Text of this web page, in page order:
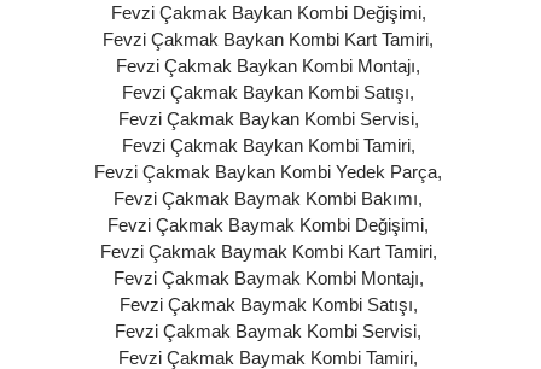
Fevzi Çakmak Baykan Kombi Değişimi,
Fevzi Çakmak Baykan Kombi Kart Tamiri,
Fevzi Çakmak Baykan Kombi Montajı,
Fevzi Çakmak Baykan Kombi Satışı,
Fevzi Çakmak Baykan Kombi Servisi,
Fevzi Çakmak Baykan Kombi Tamiri,
Fevzi Çakmak Baykan Kombi Yedek Parça,
Fevzi Çakmak Baymak Kombi Bakımı,
Fevzi Çakmak Baymak Kombi Değişimi,
Fevzi Çakmak Baymak Kombi Kart Tamiri,
Fevzi Çakmak Baymak Kombi Montajı,
Fevzi Çakmak Baymak Kombi Satışı,
Fevzi Çakmak Baymak Kombi Servisi,
Fevzi Çakmak Baymak Kombi Tamiri,